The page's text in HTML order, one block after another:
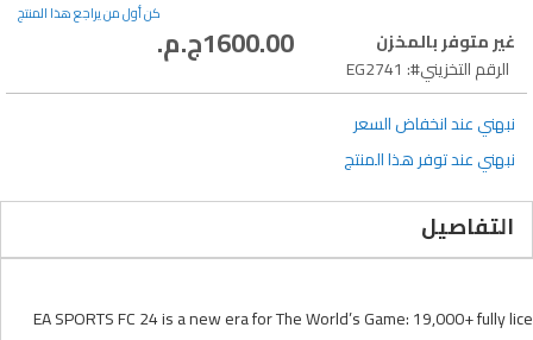
كن أول من يراجع هذا المنتج
1600.00ج.م.‏
غير متوفر بالمخزن
الرقم التخزيني
EG2741
نبهني عند انخفاض السعر
نبهني عند توفر هذا المنتج
التفاصيل
EA SPORTS FC 24 is a new era for The World’s Game: 19,000+